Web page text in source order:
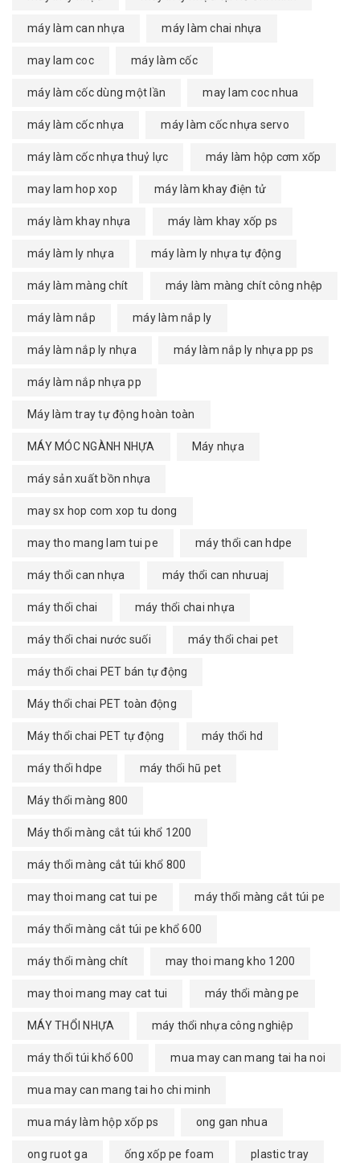
máy làm can nhựa máy làm chai nhựa
may lam coc máy làm cốc
máy làm cốc dùng một lần may lam coc nhua
máy làm cốc nhựa máy làm cốc nhựa servo
máy làm cốc nhựa thuỷ lực máy làm hộp cơm xốp
may lam hop xop máy làm khay điện tử
máy làm khay nhựa máy làm khay xốp ps
máy làm ly nhựa máy làm ly nhựa tự động
máy làm màng chít máy làm màng chít công nhệp
máy làm nắp máy làm nắp ly
máy làm nắp ly nhựa máy làm nắp ly nhựa pp ps
máy làm nắp nhựa pp
Máy làm tray tự động hoàn toàn
MÁY MÓC NGÀNH NHỰA Máy nhựa
máy sản xuất bồn nhựa
may sx hop com xop tu dong
may tho mang lam tui pe máy thổi can hdpe
máy thổi can nhựa máy thổi can nhưuaj
máy thổi chai máy thổi chai nhựa
máy thổi chai nước suối máy thổi chai pet
máy thổi chai PET bán tự động
Máy thổi chai PET toàn động
Máy thổi chai PET tự động máy thổi hd
máy thổi hdpe máy thổi hũ pet
Máy thổi màng 800
Máy thổi màng cắt túi khổ 1200
máy thổi màng cắt túi khổ 800
may thoi mang cat tui pe máy thổi màng cắt túi pe
máy thổi màng cắt túi pe khổ 600
máy thổi màng chít may thoi mang kho 1200
may thoi mang may cat tui máy thổi màng pe
MÁY THỔI NHỰA máy thổi nhựa công nghiệp
máy thổi túi khổ 600 mua may can mang tai ha noi
mua may can mang tai ho chi minh
mua máy làm hộp xốp ps ong gan nhua
ong ruot ga ống xốp pe foam plastic tray